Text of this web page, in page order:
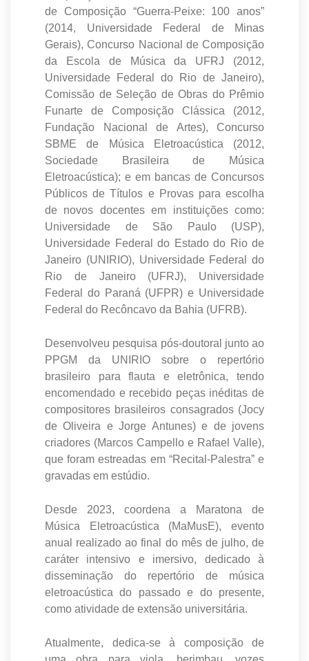
de Composição “Guerra-Peixe: 100 anos”
(2014, Universidade Federal de Minas
Gerais), Concurso Nacional de Composição
da Escola de Música da UFRJ (2012,
Universidade Federal do Rio de Janeiro),
Comissão de Seleção de Obras do Prêmio
Funarte de Composição Clássica (2012,
Fundação Nacional de Artes), Concurso
SBME de Música Eletroacústica (2012,
Sociedade Brasileira de Música
Eletroacústica); e em bancas de Concursos
Públicos de Títulos e Provas para escolha
de novos docentes em instituições como:
Universidade de São Paulo (USP),
Universidade Federal do Estado do Rio de
Janeiro (UNIRIO), Universidade Federal do
Rio de Janeiro (UFRJ), Universidade
Federal do Paraná (UFPR) e Universidade
Federal do Recôncavo da Bahia (UFRB).
Desenvolveu pesquisa pós-doutoral junto ao
PPGM da UNIRIO sobre o repertório
brasileiro para flauta e eletrônica, tendo
encomendado e recebido peças inéditas de
compositores brasileiros consagrados (Jocy
de Oliveira e Jorge Antunes) e de jovens
criadores (Marcos Campello e Rafael Valle),
que foram estreadas em “Recital-Palestra” e
gravadas em estúdio.
Desde 2023, coordena a Maratona de
Música Eletroacústica (MaMusE), evento
anual realizado ao final do mês de julho, de
caráter intensivo e imersivo, dedicado à
disseminação do repertório de música
eletroacústica do passado e do presente,
como atividade de extensão universitária.
Atualmente, dedica-se à composição de